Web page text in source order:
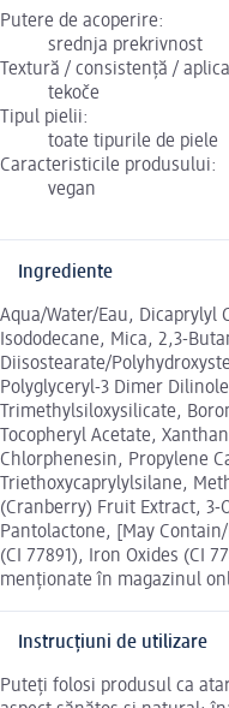
Putere de acoperire:
srednja prekrivnost
Textură / consistență /
tekoče
Tipul pielii:
toate tipurile de piele
Caracteristicile produsului:
vegan
Ingrediente
Aqua/Water/Eau, Dicaprylyl
Isododecane, Mica, 2,3-
Diisostearate/
Polyglyceryl-3 Dimer
Trimethylsiloxysilicate,
Tocopheryl Acetate,
Chlorphenesin, Propylene
Triethoxycaprylylsilane,
(Cranberry) Fruit Extract, 3-
Pantolactone, [May
(CI 77891), Iron Oxides (CI
menționate în magazinul
Instrucțiuni de utilizare
Puteți folosi produsul ca